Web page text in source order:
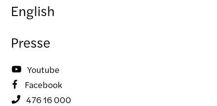
English
Presse
 Youtube
 Facebook
 476 16 000